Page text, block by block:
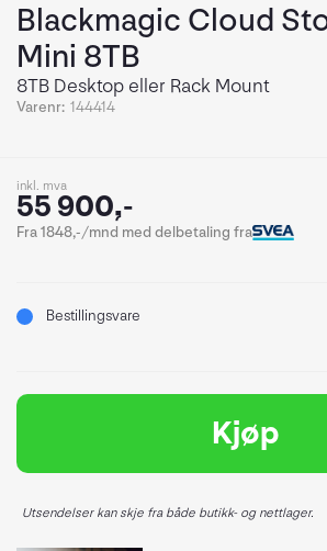
Blackmagic Cloud
Mini 8TB
8TB Desktop eller Rack Mount
Varenr: 144414
inkl. mva
55 900,-
Fra 1848,-/mnd med delbetaling fra
Bestillingsvare
Kjøp
Utsendelser kan skje fra både butikk- og nettlager.